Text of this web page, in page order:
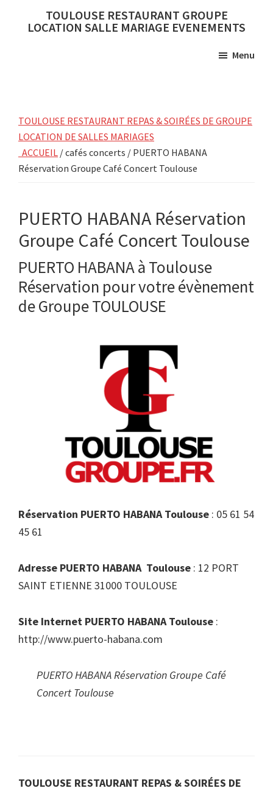
TOULOUSE RESTAURANT GROUPE
LOCATION SALLE MARIAGE EVENEMENTS
Menu
TOULOUSE RESTAURANT REPAS & SOIRÉES DE GROUPE
LOCATION DE SALLES MARIAGES
ACCUEIL / cafés concerts / PUERTO HABANA
Réservation Groupe Café Concert Toulouse
PUERTO HABANA Réservation
Groupe Café Concert Toulouse
PUERTO HABANA à Toulouse
Réservation pour votre évènement
de Groupe TOULOUSE
Réservation PUERTO HABANA Toulouse : 05 61 54
45 61
Adresse PUERTO HABANA Toulouse : 12 PORT
SAINT ETIENNE 31000 TOULOUSE
Site Internet PUERTO HABANA Toulouse :
http://www.puerto-habana.com
PUERTO HABANA Réservation Groupe Café
Concert Toulouse
TOULOUSE RESTAURANT REPAS & SOIRÉES DE